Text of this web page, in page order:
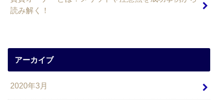
読み解く！
アーカイブ
2020年3月